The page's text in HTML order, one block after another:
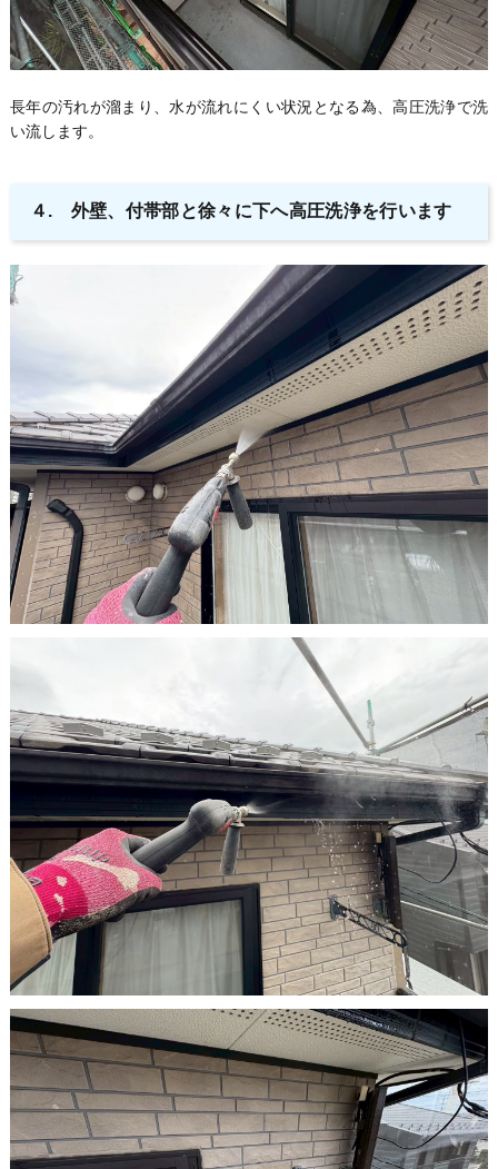
長年の汚れが溜まり、水が流れにくい状況となる為、高圧洗浄で洗
い流します。
４. 外壁、付帯部と徐々に下へ高圧洗浄を行います